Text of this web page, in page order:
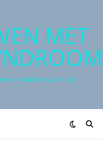
MET
een Marfan syndroom